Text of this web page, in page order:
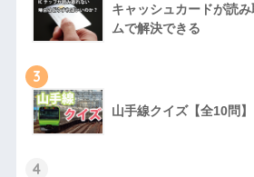
キャッシュカードが読
ムで解決できる
3
山手線クイズ【全10問】
4